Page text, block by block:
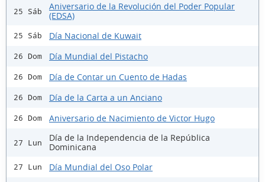
25 Sáb
Aniversario de la Revolución del Poder Popular
(EDSA)
25 Sáb Día Nacional de Kuwait
26 Dom Día Mundial del Pistacho
26 Dom Día de Contar un Cuento de Hadas
26 Dom Día de la Carta a un Anciano
26 Dom Aniversario de Nacimiento de Victor Hugo
27 Lun
Día de la Independencia de la República
Dominicana
27 Lun
Día Mundial del Oso Polar